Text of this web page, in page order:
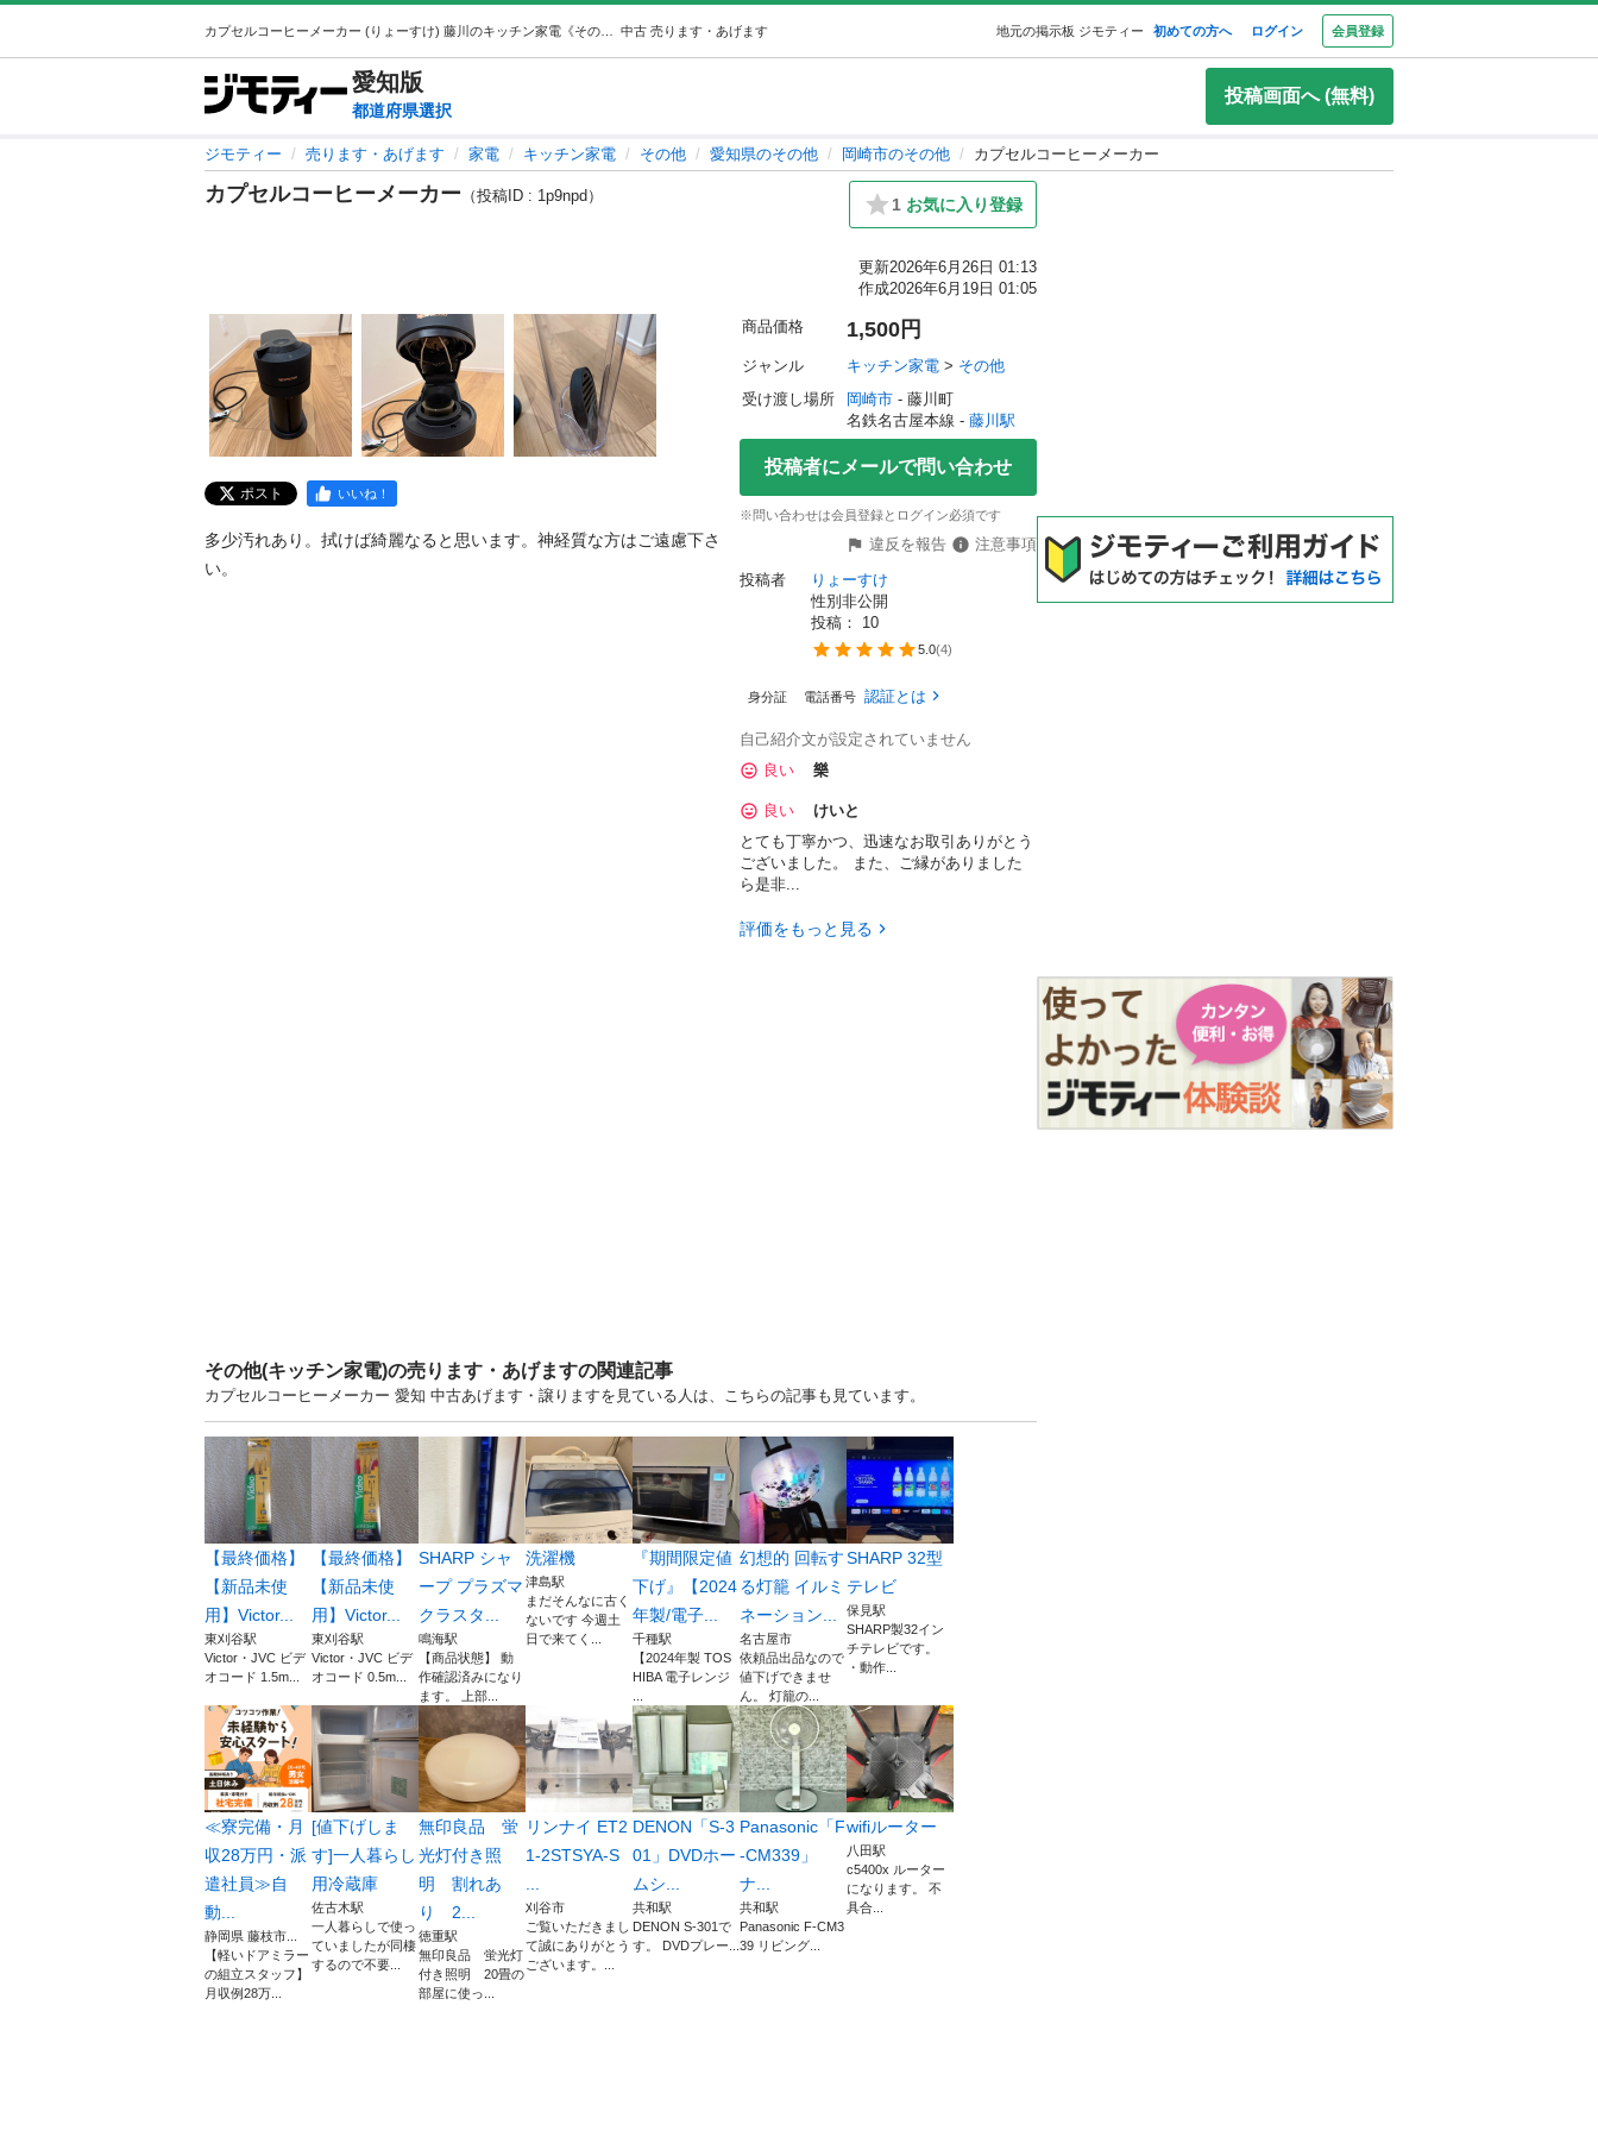
中古 売ります・あげます 地元の掲示板 ジモティー 初めての方へ ログイン 会員登録
愛知版
都道府県選択
投稿画面へ (無料)
ジモティー 売ります・あげます 家電 キッチン家電 その他 愛知県のその他 岡崎市のその他 カプセルコーヒーメーカー
カプセルコーヒーメーカー （投稿ID : 1p9npd） 1 お気に入り登録
更新2026年6月26日 01:13
作成2026年6月19日 01:05
ポスト いいね！
多少汚れあり。拭けば綺麗なると思います。神経質な方はご遠慮下さ
い。
商品価格 1,500円
ジャンル キッチン家電 > その他
受け渡し場所
岡崎市 - 藤川町
名鉄名古屋本線 - 藤川駅
投稿者にメールで問い合わせ
※問い合わせは会員登録とログイン必須です
違反を報告
注意事項
投稿者
りょーすけ
性別非公開
投稿： 10
5.0(4)
身分証 電話番号 認証とは
自己紹介文が設定されていません
良い
樂
良い
けいと
とても丁寧かつ、迅速なお取引ありがとう
ございました。 また、ご縁がありました
ら是非...
評価をもっと見る
その他(キッチン家電)の売ります・あげますの関連記事
カプセルコーヒーメーカー 愛知 中古あげます・譲りますを見ている人は、こちらの記事も見ています。
【最終価格】
【新品未使
用】Victor...
東刈谷駅
Victor・JVC ビデ
オコード 1.5m...
【最終価格】
【新品未使
用】Victor...
東刈谷駅
Victor・JVC ビデ
オコード 0.5m...
SHARP シャ
ープ プラズマ
クラスタ...
鳴海駅
【商品状態】 動
作確認済みになり
ます。 上部...
洗濯機
津島駅
まだそんなに古く
ないです 今週土
日で来てく...
『期間限定値
下げ』【2024
年製/電子...
千種駅
【2024年製 TOS
HIBA 電子レンジ
幻想的 回転す
る灯籠 イルミ
ネーション...
名古屋市
依頼品出品なので
値下げできませ
ん。 灯籠の...
SHARP 32型
テレビ
保見駅
SHARP製32イン
チテレビです。
・動作...
≪寮完備・月
収28万円・派
遣社員≫自
動...
静岡県 藤枝市...
【軽いドアミラー
の組立スタッフ】
月収例28万...
[値下げしま
す]一人暮らし
用冷蔵庫
佐古木駅
一人暮らしで使っ
ていましたが同棲
するので不要...
無印良品 蛍
光灯付き照
明 割れあ
り 2...
徳重駅
無印良品 蛍光灯
付き照明 20畳の
部屋に使っ...
リンナイ ET2
1-2STSYA-S
刈谷市
ご覧いただきまし
て誠にありがとう
ございます。...
DENON「S-3
01」DVDホー
ムシ...
共和駅
DENON S-301で
す。 DVDプレー...
Panasonic「F
-CM339」
ナ...
共和駅
Panasonic F-CM3
39 リビング...
wifiルーター
八田駅
c5400x ルーター
になります。 不
具合...